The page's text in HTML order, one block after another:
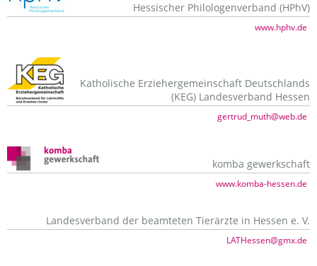
Hessischer Philologenverband (HPhV)
www.hphv.de
Katholische Erziehergemeinschaft Deutschlands
(KEG) Landesverband Hessen
gertrud_muth@web.de
komba gewerkschaft
www.komba-hessen.de
Landesverband der beamteten Tierärzte in Hessen e. V.
LATHessen@gmx.de